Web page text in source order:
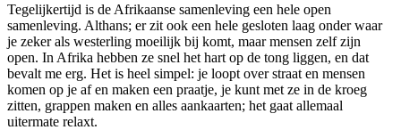
Tegelijkertijd is de Afrikaanse samenleving een hele open
samenleving. Althans; er zit ook een hele gesloten laag onder waar
je zeker als westerling moeilijk bij komt, maar mensen zelf zijn
open. In Afrika hebben ze snel het hart op de tong liggen, en dat
bevalt me erg. Het is heel simpel: je loopt over straat en mensen
komen op je af en maken een praatje, je kunt met ze in de kroeg
zitten, grappen maken en alles aankaarten; het gaat allemaal
uitermate relaxt.